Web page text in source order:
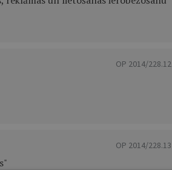
OP 2014/228.12
OP 2014/228.13